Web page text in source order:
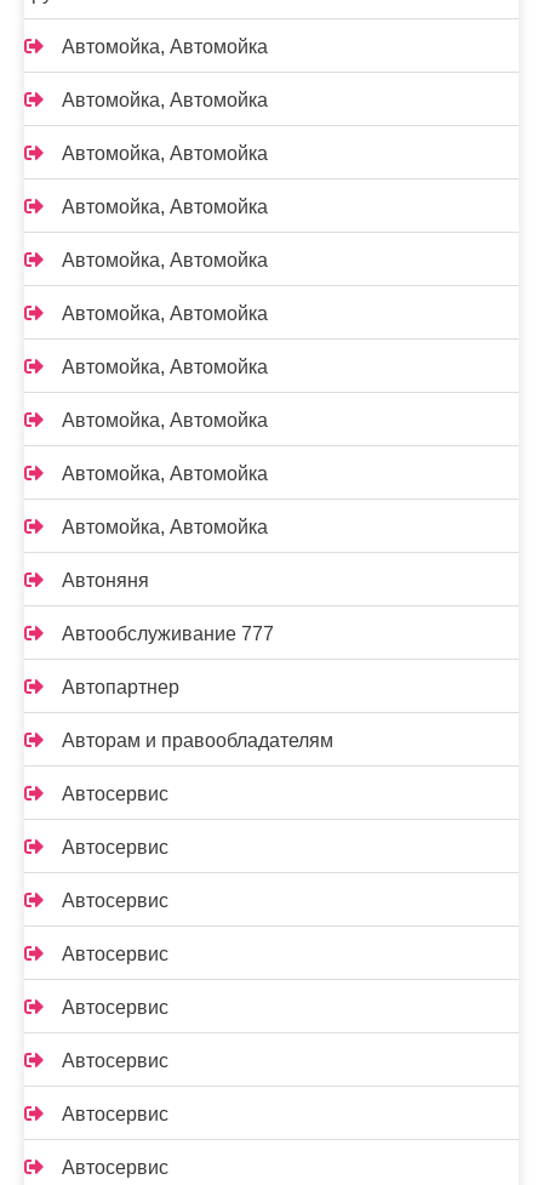
Автомойка, Автомойка
Автомойка, Автомойка
Автомойка, Автомойка
Автомойка, Автомойка
Автомойка, Автомойка
Автомойка, Автомойка
Автомойка, Автомойка
Автомойка, Автомойка
Автомойка, Автомойка
Автомойка, Автомойка
Автоняня
Автообслуживание 777
Автопартнер
Авторам и правообладателям
Автосервис
Автосервис
Автосервис
Автосервис
Автосервис
Автосервис
Автосервис
Автосервис